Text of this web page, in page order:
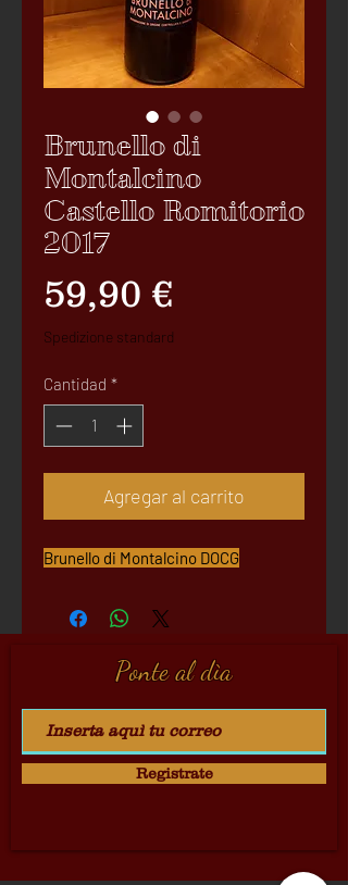
Brunello di
Montalcino
Castello Romitorio
2017
59,90 €
Spedizione standard
Cantidad *
Agregar al carrito
Brunello di Montalcino DOCG
Ponte al dìa
Registrate